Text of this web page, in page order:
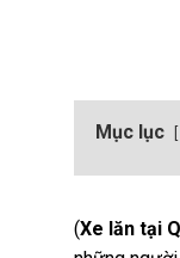
Mục lục
(Xe lăn tại